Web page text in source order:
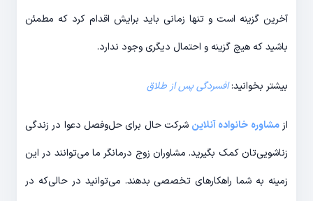
آخرین گزینه است و تنها زمانی باید برایش اقدام کرد که مطمئن
باشید که هیچ گزینه و احتمال دیگری وجود ندارد.
بیشتر بخوانید:افسردگی پس از طلاق
ازمشاوره خانواده آنلاین شرکت حال برای حل‌وفصل دعوا در زندگی
زناشویی‌تان کمک بگیرید. مشاوران زوج درمانگر ما می‌توانند در این
زمینه به شما راهکارهای تخصصی بدهند. می‌توانید در حالی‌که در